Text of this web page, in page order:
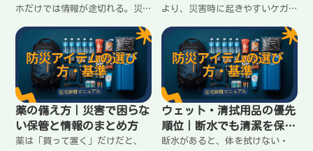
ホだけでは情報が途切れる。災
く、電源・ライト・手回しなど
の条件で選ぶと失敗しにくい。
在宅避難向けの基準を整理しま
す。
より、災害時に起きやすいケガ
にある物で補えるものと、買っ
ておくべきものを分けて整理し
ます。
薬の備え方｜災害で困らな
い保管と情報のまとめ方
薬は「買って置く」だけだと、
ウェット・清拭用品の優先
順位｜断水でも清潔を保つ
最小セット
断水があると、体を拭けない・